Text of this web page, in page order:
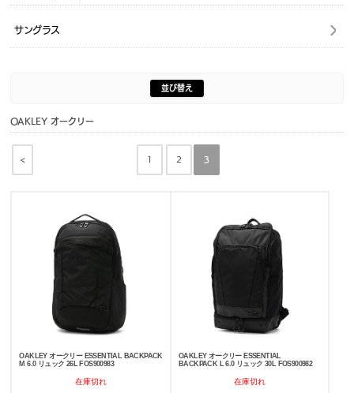
サングラス
並び替え
OAKLEY オークリー
< 1 2 3
OAKLEY オークリー ESSENTIAL BACKPACK
M 6.0 リュック 26L FOS900983
在庫切れ
OAKLEY オークリー ESSENTIAL
BACKPACK L 6.0 リュック 30L FOS900982
在庫切れ